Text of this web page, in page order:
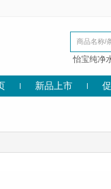
怡宝纯净
新品上市